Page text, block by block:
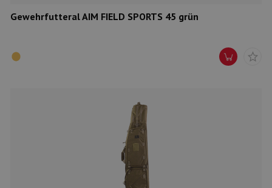
Gewehrfutteral AIM FIELD SPORTS 45 grün